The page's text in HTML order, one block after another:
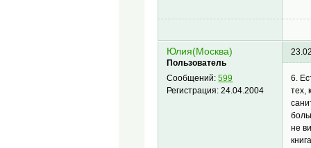
Юлия(Москва)
Пользователь
Сообщений:599
Регистрация:24.04.2004
6.
тех,
не